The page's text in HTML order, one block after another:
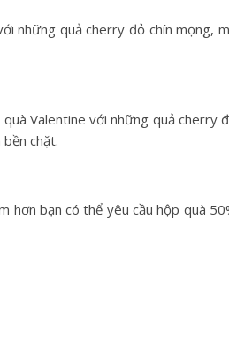
những quả cherry đỏ chín mọng,
Valentine với những quả cherry
chặt.
hơn bạn có thể yêu cầu hộp quà